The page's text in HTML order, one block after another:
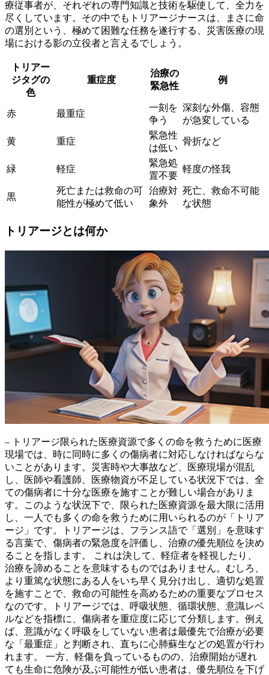
療従事者が、それぞれの専門知識と技術を駆使して、全力を
尽くしています。その中でもトリアージナースは、まさに命
の選別という、極めて困難な任務を遂行する、災害医療の現
場における影の立役者と言えるでしょう。
トリアー
ジタグの
色
重症度
治療の
緊急性
例
赤 最重症
一刻を
争う
深刻な外傷、容態
が急変している
黄 重症
緊急性
は低い
骨折など
緑 軽症
緊急処
置不要
軽度の怪我
黒
死亡または救命の可
能性が極めて低い
治療対
象外
死亡、救命不可能
な状態
トリアージとは何か
– トリアージ限られた医療資源で多くの命を救うために医療
現場では、 時に同時に多くの傷病者に対応しなければならな
いことがあります。災害時や大事故など、
医療現場が混乱
し、医師や看護師、医療物資が不足 している状況下では、全
ての傷病者に十分な医療を施すことが難しい場合がありま
す。このような状況下で、
限られた医療資源を最大限に活用
し、一人でも多くの命を救う ために用いられるのが「トリア
ージ」です。トリアージは、フランス語で「選別」を意味す
る言葉で、 傷病者の緊急度を評価し、治療の優先順位を決め
る ことを指します。 これは決して、軽症者を軽視したり、
治療を諦めることを意味するものではありません。むしろ、
より重篤な状態にある人をいち早く見分け出し、適切な処置
を施すことで、救命の可能性を高めるための重要なプロセス
なのです。トリアージでは、 呼吸状態、循環状態、意識レベ
ルなどを指標に、傷病者を重症度に応じて分類します。例え
ば、意識がなく呼吸をしていない患者は最優先で治療が必要
な「最重症」と判断され、直ちに心肺蘇生などの処置が行わ
れます。 一方、軽傷を負っているものの、治療開始が遅れ
ても生命に危険が及ぶ可能性が低い患者は、優先順位を下げ